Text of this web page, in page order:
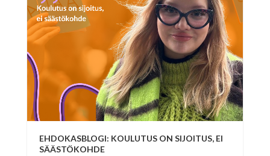
EHDOKASBLOGI: KOULUTUS ON SIJOITUS, EI
SÄÄSTÖKOHDE